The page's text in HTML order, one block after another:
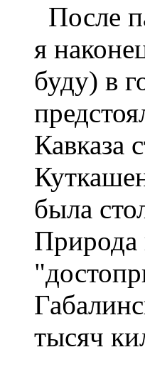
После
я
буду) в
Кавказа
была
Природа
тысяч